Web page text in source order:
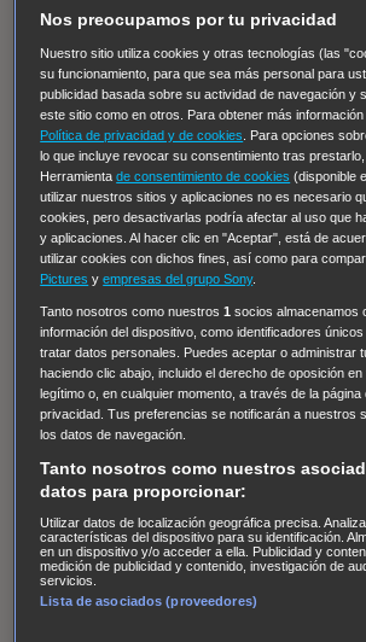
Despedida Salvaje Despedida
Thomas, el ojo del FBI
Pan Am
Insomnia El Guardián The
Hudson & Rex Diez libras y un
Regreso al futuro III NUEVE
caballeros Tormenta infinita Sing
y Lola High Country Los casos
Moonflower Murders Twisted Metal
Evolution Terapia de Choque
Hailey Dean Without Sin: Libre
NCIS: Nueva Orleans Pandora En
The Shield: Al margen de la ley
The Killing Kind Intersecciones
Chicago Fire
de personas desaparecidas Mad
Ladrón de guante blanco
AXN Masters of Sex Three Pines
Nevers Crossing Lines Einstein
defender a un asesino
Nos preocupamos por tu privacidad
Nuestro sitio utiliza cookies y otras tecnologías (las
su funcionamiento, para que sea más personal para
publicidad basada sobre su actividad de navegación y
este sitio como en otros. Para obtener más
Política de privacidad y de cookies
. Para opciones
lo que incluye revocar su consentimiento tras
Herramientade consentimiento de cookies (disponible
utilizar nuestros sitios y aplicaciones no es necesario
cookies, pero desactivarlas podría afectar al uso que
y aplicaciones. Al hacer clic en "Aceptar", está de
utilizar cookies con dichos fines, así como para
Pictures yempresas del grupo Sony.
Tanto nosotros como nuestros1 socios almacenamos
información del dispositivo, como identificadores
tratar datos personales. Puedes aceptar o administrar
haciendo clic abajo, incluido el derecho de oposición
legítimo o, en cualquier momento, a través de la página
privacidad. Tus preferencias se notificarán a nuestros
los datos de navegación.
Tanto nosotros como nuestros
datos para proporcionar:
Utilizar datos de localización geográfica precisa.
características del dispositivo para su identificación.
en un dispositivo y/o acceder a ella. Publicidad y
medición de publicidad y contenido, investigación de
servicios.
Lista de asociados (proveedores)